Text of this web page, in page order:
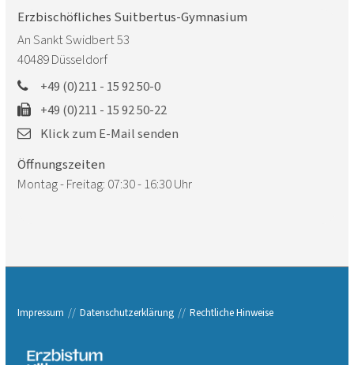
Erzbischöfliches Suitbertus-Gymnasium
An Sankt Swidbert 53
40489Düsseldorf
+49 (0)211 - 15 92 50-0
+49 (0)211 - 15 92 50-22
Klick zum E-Mail senden
Öffnungszeiten
Montag - Freitag: 07:30 - 16:30 Uhr
Impressum Datenschutzerklärung Rechtliche Hinweise